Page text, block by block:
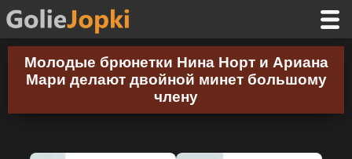
Молодые брюнетки Нина Норт и Ариана
Мари делают двойной минет большому
члену